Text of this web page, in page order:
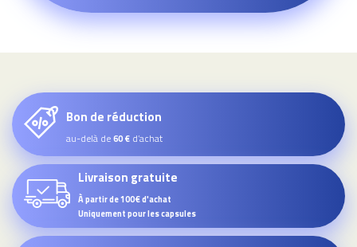
Bon de réduction
au-delà de60 € d’achat
Livraison gratuite
À partir de 100€ d'achat
Uniquement pour les capsules